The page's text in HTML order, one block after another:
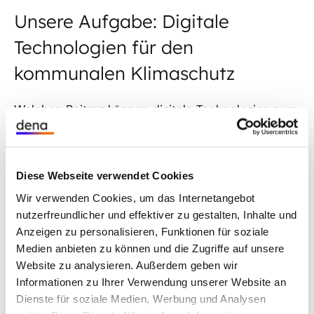
Diese Webseite verwendet Cookies
Wir verwenden Cookies, um das Internetangebot
nutzerfreundlicher und effektiver zu gestalten, Inhalte und
Anzeigen zu personalisieren, Funktionen für soziale
Medien anbieten zu können und die Zugriffe auf unsere
Website zu analysieren. Außerdem geben wir
Informationen zu Ihrer Verwendung unserer Website an
Dienste für soziale Medien, Werbung und Analysen
Unsere Aufgabe: Digitale
Technologien für den
kommunalen Klimaschutz
Welchen Beitrag können digitale Technologien zum
kommunalen Klimaschutz und zur urbanen
Energiewende leisten? In dem Projekt
Projektkonsortium digitale Technologien, um eine
umfassende Datenlage für sinnvolle
Klimaschutzmaßnahmen, aufzusetzen. Die Stadt
Hagen wurde nach einem bundesweiten
Bewerbungsverfahren als Projektstandort
ausgewählt. Ein Expertenrat dient als Netzwerk für
Austausch und inhaltliche Diskussionen. Zudem
wird in Hagen die Bevölkerung durch Befragungen